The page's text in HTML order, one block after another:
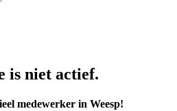
is niet actief.
medewerker in Weesp!